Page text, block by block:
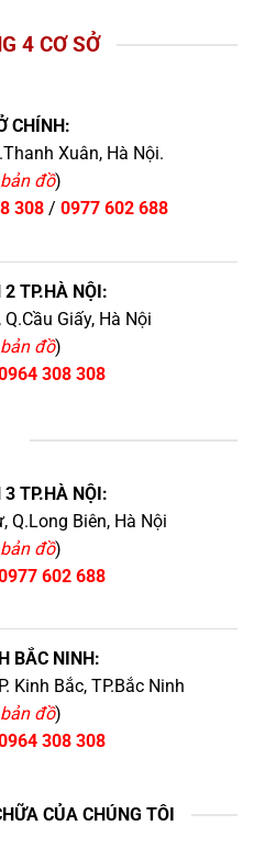
4 CƠ SỞ
CHÍNH:
Xuân, Hà Nội.
đồ)
308/ 0977 602 688
TP.HÀ NỘI:
Giấy, Hà Nội
đồ)
308 308
TP.HÀ NỘI:
Q.Long Biên, Hà Nội
đồ)
602 688
BẮC NINH:
Kinh Bắc, TP.Bắc Ninh
đồ)
308 308
CỦA CHÚNG TÔI